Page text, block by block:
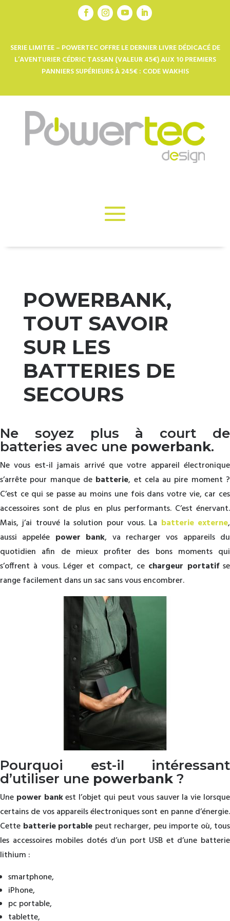
SERIE LIMITEE – POWERTEC OFFRE LE DERNIER LIVRE DÉDICACÉ DE
L’AVENTURIER CÉDRIC TASSAN (VALEUR 45€) AUX 10 PREMIERS
PANNIERS SUPÉRIEURS À 245€ : CODE WAKHIS
POWERBANK,
TOUT SAVOIR
SUR LES
BATTERIES DE
SECOURS
Ne soyez plus à court de
batteries avec une powerbank.
Ne vous est-il jamais arrivé que votre appareil électronique
s’arrête pour manque de batterie, et cela au pire moment ?
C’est ce qui se passe au moins une fois dans votre vie, car ces
accessoires sont de plus en plus performants. C’est énervant.
Mais, j’ai trouvé la solution pour vous. La batterie externe,
aussi appelée power bank, va recharger vos appareils du
quotidien afin de mieux profiter des bons moments qui
s’offrent à vous. Léger et compact, ce chargeur portatifse
range facilement dans un sac sans vous encombrer.
Pourquoi est-il intéressant
d’utiliser une powerbank ?
Une power bankest l’objet qui peut vous sauver la vie lorsque
certains de vos appareils électroniques sont en panne d’énergie.
Cette batterie portable peut recharger, peu importe où, tous
les accessoires mobiles dotés d’un port USB et d’une batterie
lithium :
smartphone,
iPhone,
pc portable,
tablette,